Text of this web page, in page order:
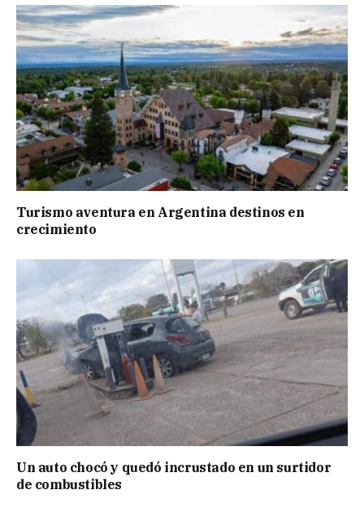
Turismo aventura en Argentina destinos en
crecimiento
Un auto chocó y quedó incrustado en un surtidor
de combustibles